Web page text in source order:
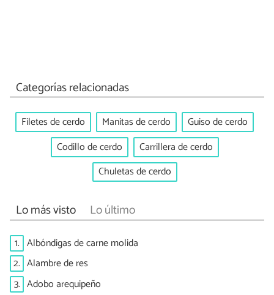
Categorías relacionadas
Filetes de cerdo Manitas de cerdo
Guiso de cerdo
Codillo de cerdo
Carrillera de cerdo
Chuletas de cerdo
Lo más visto Lo último
1. Albóndigas de carne molida
2. Alambre de res
3. Adobo arequipeño